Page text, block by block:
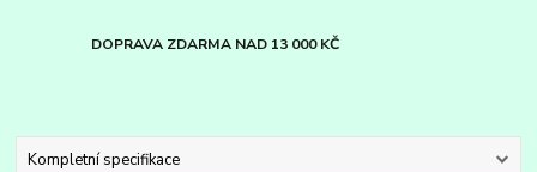
DOPRAVA ZDARMA NAD 13 000 KČ
Kompletní specifikace